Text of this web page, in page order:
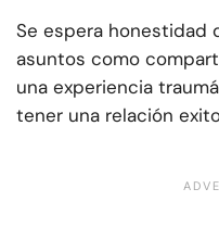
Se espera honestidad
asuntos como
una experiencia
tener una relación